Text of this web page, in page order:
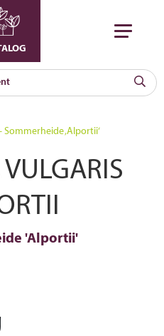
‚Alportii‘
'Alportii'